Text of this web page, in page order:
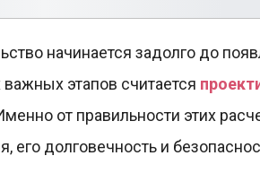
начинается задолго до
этапов считается
от правильности этих
его долговечность и